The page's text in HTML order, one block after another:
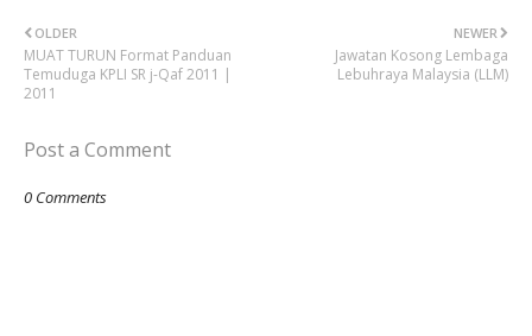
NEWER
Jawatan Kosong Lembaga
Lebuhraya Malaysia (LLM)
OLDER
MUAT TURUN Format Panduan
Temuduga KPLI SR j-Qaf 2011 |
2011
Post a Comment
0 Comments